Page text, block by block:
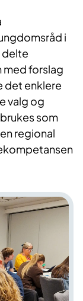
i
delte
medforslag
det enklere
valg og
som
en regional